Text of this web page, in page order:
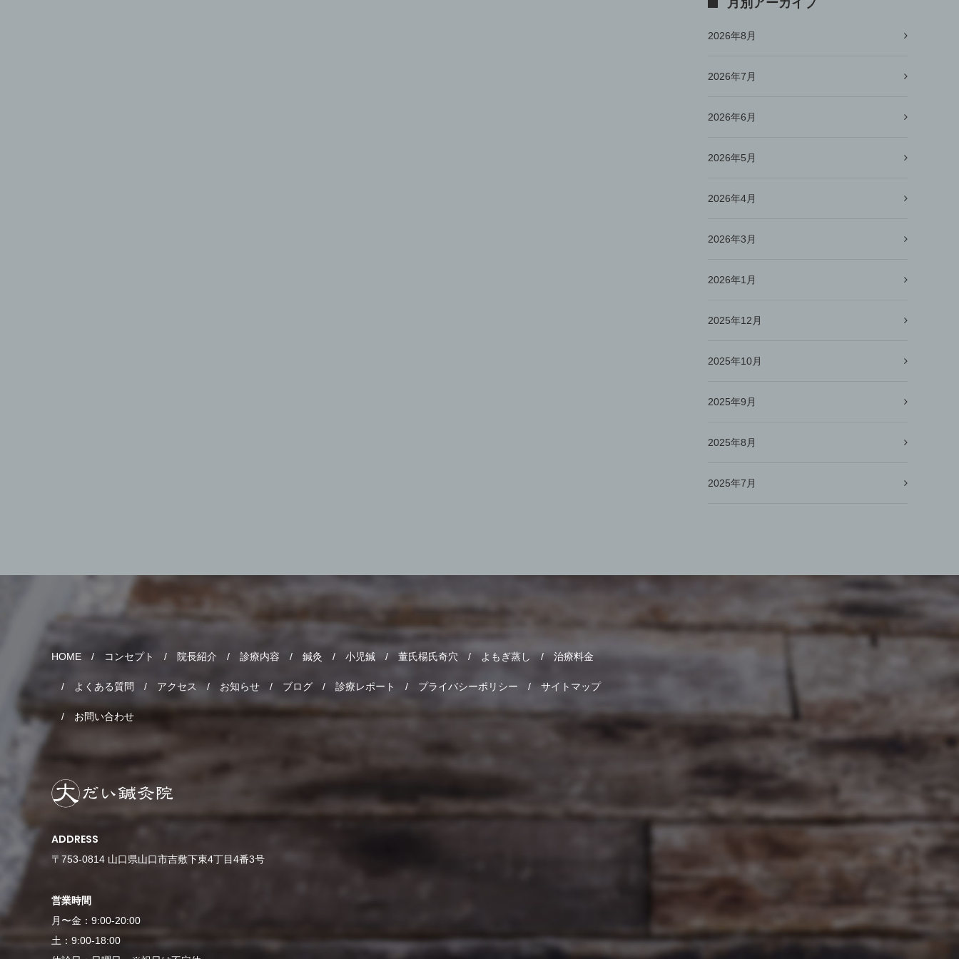
月別アーカイブ
2026年8月
2026年7月
2026年6月
2026年5月
2026年4月
2026年3月
2026年1月
2025年12月
2025年10月
2025年9月
2025年8月
2025年7月
HOME コンセプト 院長紹介 診療内容 鍼灸 小児鍼 董氏楊氏奇穴 よもぎ蒸し 治療料金
よくある質問 アクセス お知らせ ブログ 診療レポート プライバシーポリシー サイトマップ
お問い合わせ
ADDRESS
〒753-0814 山口県山口市吉敷下東4丁目4番3号
営業時間
月〜金：9:00-20:00
土：9:00-18:00